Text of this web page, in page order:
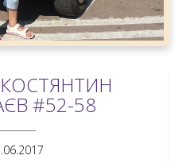
КОСТЯНТИН
#52-58